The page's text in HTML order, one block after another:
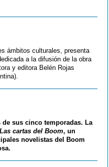
ámbitos culturales, presenta
a la difusión de la obra
y editora Belén Rojas
sus cinco temporadas. La
Las cartas del Boom, un
novelistas del Boom